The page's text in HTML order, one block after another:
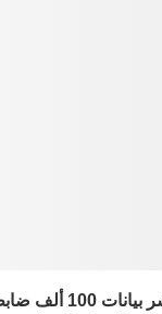
اختراق إلكتروني